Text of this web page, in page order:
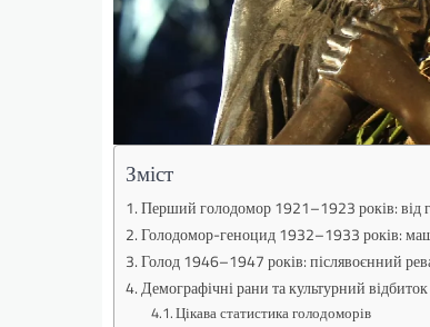
Зміст
Перший голодомор 1921–1923 років: від
Голодомор-геноцид 1932–1933 років:
Голод 1946–1947 років: післявоєнний
Демографічні рани та культурний відбиток
Цікава статистика голодоморів